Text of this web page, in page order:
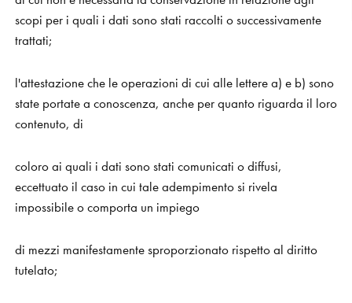
scopi per i quali i dati sono stati raccolti o successivamente
trattati;
l'attestazione che le operazioni di cui alle lettere a) e b) sono
state portate a conoscenza, anche per quanto riguarda il loro
contenuto, di
coloro ai quali i dati sono stati comunicati o diffusi,
eccettuato il caso in cui tale adempimento si rivela
impossibile o comporta un impiego
di mezzi manifestamente sproporzionato rispetto al diritto
tutelato;